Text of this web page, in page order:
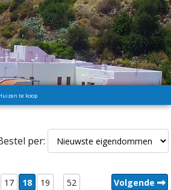
te koop
per:
17 18 19 52 Volgende